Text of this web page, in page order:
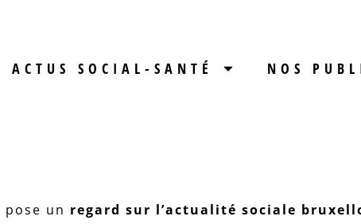
ACTUS SOCIAL-SANTÉ NOS
pose un regard sur l’actualité sociale